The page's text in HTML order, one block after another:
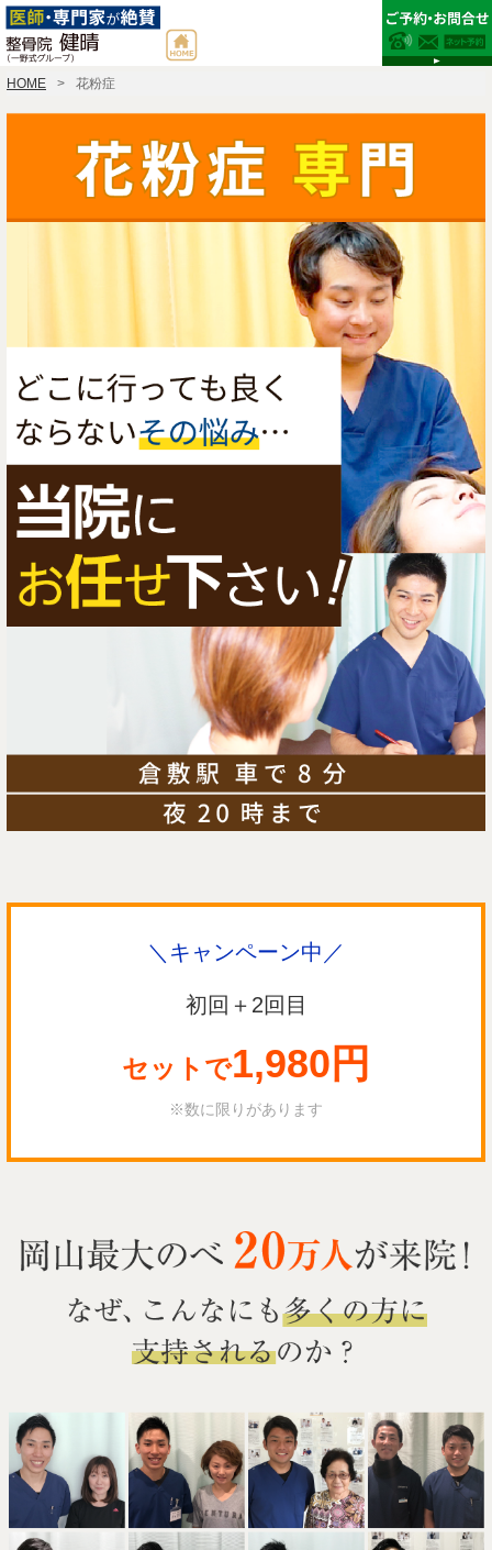
HOME 花粉症
＼キャンペーン中／
初回＋2回目
セットで1,980円
※数に限りがあります